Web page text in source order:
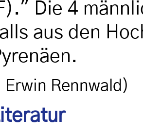
Die 4
aus den
Erwin Rennwald)